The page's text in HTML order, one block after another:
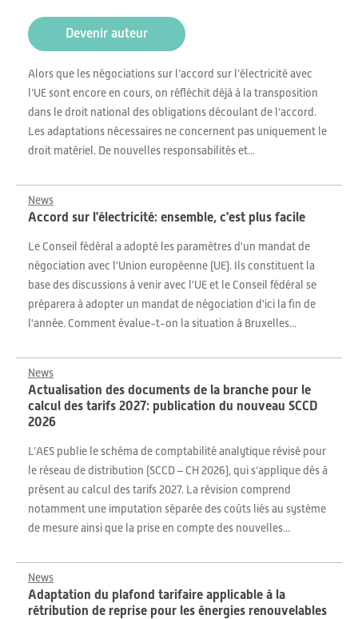
Devenir auteur
Alors que les négociations sur l’accord sur l’électricité avec
l’UE sont encore en cours, on réfléchit déjà à la transposition
dans le droit national des obligations découlant de l’accord.
Les adaptations nécessaires ne concernent pas uniquement le
droit matériel. De nouvelles responsabilités et...
News
Accord sur l'électricité: ensemble, c'est plus facile
Le Conseil fédéral a adopté les paramètres d'un mandat de
négociation avec l'Union européenne (UE). Ils constituent la
base des discussions à venir avec l'UE et le Conseil fédéral se
préparera à adopter un mandat de négociation d'ici la fin de
l'année. Comment évalue-t-on la situation à Bruxelles...
News
Actualisation des documents de la branche pour le
calcul des tarifs 2027: publication du nouveau SCCD
2026
L’AES publie le schéma de comptabilité analytique révisé pour
le réseau de distribution (SCCD – CH 2026), qui s’applique dès à
présent au calcul des tarifs 2027. La révision comprend
notamment une imputation séparée des coûts liés au système
de mesure ainsi que la prise en compte des nouvelles...
News
Adaptation du plafond tarifaire applicable à la
rétribution de reprise pour les énergies renouvelables